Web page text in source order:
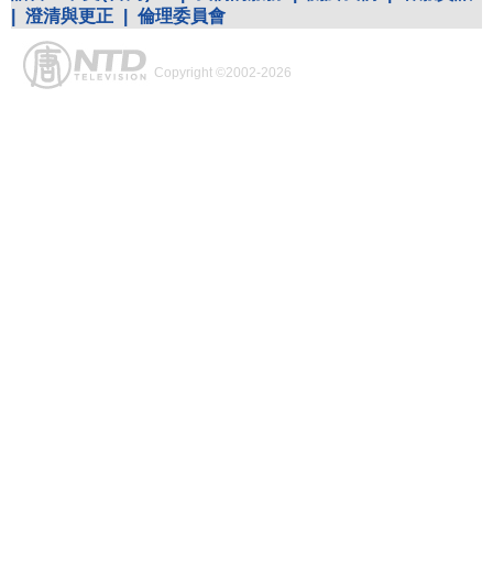
澄清與更正 倫理委員會
Copyright ©2002-2026